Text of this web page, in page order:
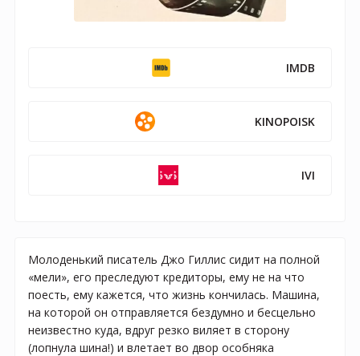
IMDB
KINOPOISK
IVI
Молоденький писатель Джо Гиллис сидит на полной
«мели», его преследуют кредиторы, ему не на что
поесть, ему кажется, что жизнь кончилась. Машина,
на которой он отправляется бездумно и бесцельно
неизвестно куда, вдруг резко виляет в сторону
(лопнула шина!) и влетает во двор особняка